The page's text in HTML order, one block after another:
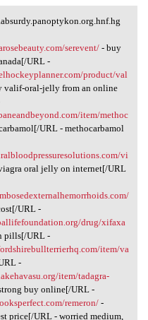
serevent/- buy
URL -
product/val
valif-oral-jelly from an online
item/methoc
URL - methocarbamol
vi
oral jelly on internet[/URL
URL -
drug/xifaxa
pills[/URL -
item/va
-
item/tadagra-
buy online[/URL -
remeron/-
price[/URL - worried medium,